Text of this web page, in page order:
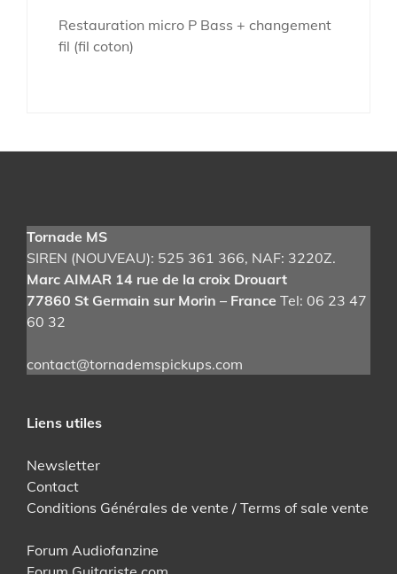
Restauration micro P Bass + changement
fil (fil coton)
Tornade MS
SIREN (NOUVEAU): 525 361 366, NAF: 3220Z.
Marc AIMAR 14 rue de la croix Drouart
77860 St Germain sur Morin – France Tel: 06 23 47
60 32
contact@tornademspickups.com
Liens utiles
Newsletter
Contact
Conditions Générales de vente / Terms of sale vente
Forum Audiofanzine